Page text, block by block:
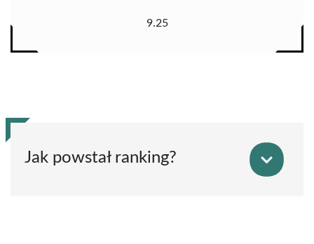
9.25
Jak powstał ranking?